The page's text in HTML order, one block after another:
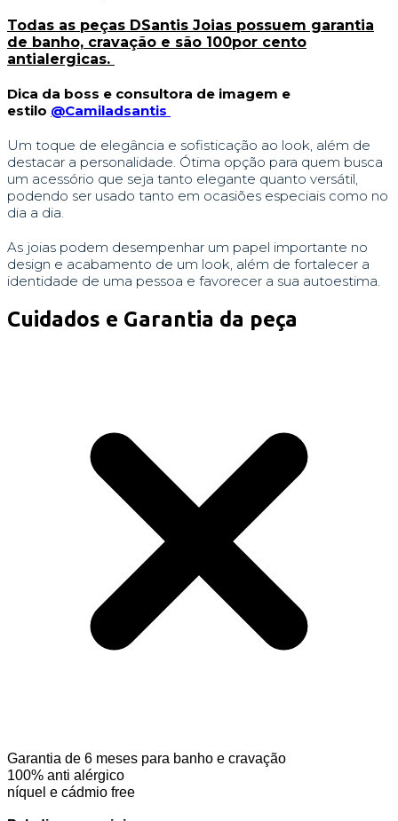
Todas as peças DSantis Joias possuem garantia
de banho, cravação e são 100por cento
antialergicas.
Dica da boss e consultora de imagem e
estilo @Camiladsantis
Um toque de elegância e sofisticação ao look, além de
destacar a personalidade. Ótima opção para quem busca
um acessório que seja tanto elegante quanto versátil,
podendo ser usado tanto em ocasiões especiais como no
dia a dia.
As joias podem desempenhar um papel importante no
design e acabamento de um look, além de fortalecer a
identidade de uma pessoa e favorecer a sua autoestima.
Cuidados e Garantia da peça
Garantia de 6 meses para banho e cravação
100% anti alérgico
níquel e cádmio free